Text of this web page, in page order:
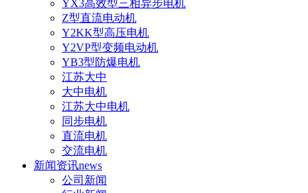
YX3高效型三相异步电机
Z型直流电动机
Y2KK型高压电机
Y2VP型变频电动机
YB3型防爆电机
江苏大中
大中电机
江苏大中电机
同步电机
直流电机
交流电机
新闻资讯news
公司新闻